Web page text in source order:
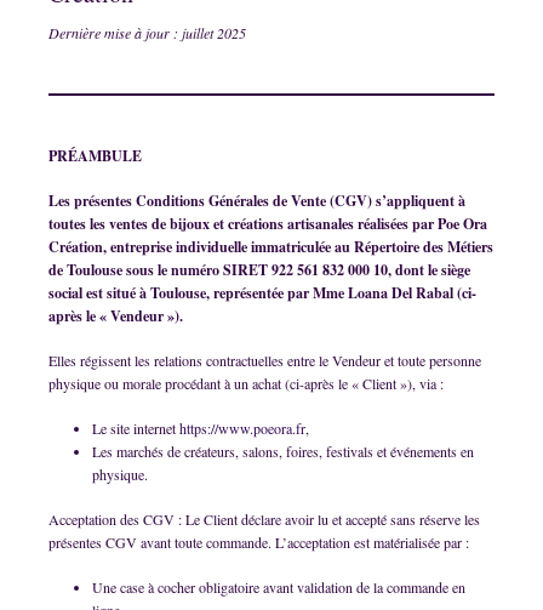
Dernière mise à jour : juillet 2025
PRÉAMBULE
Les présentes Conditions Générales de Vente (CGV) s’appliquent à
toutes les ventes de bijoux et créations artisanales réalisées par Poe Ora
Création, entreprise individuelle immatriculée au Répertoire des Métiers
de Toulouse sous le numéro SIRET 922 561 832 000 10, dont le siège
social est situé à Toulouse, représentée par Mme Loana Del Rabal (ci-
après le « Vendeur »).
Elles régissent les relations contractuelles entre le Vendeur et toute personne
physique ou morale procédant à un achat (ci-après le « Client »), via :
Le site internethttps://www.poeora.fr,
Les marchés de créateurs, salons, foires, festivals et événements en
physique.
Acceptation des CGV : Le Client déclare avoir lu et accepté sans réserve les
présentes CGV avant toute commande. L’acceptation est matérialisée par :
Une case à cocher obligatoire avant validation de la commande en